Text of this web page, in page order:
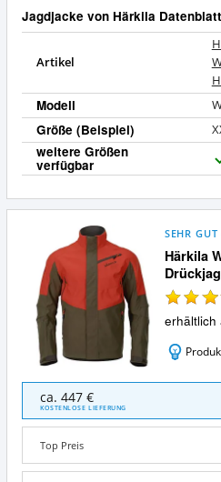
Jagdjacke von Härkila Datenblatt
Artikel
Modell
Größe (Beispiel)
weitere Größen
verfügbar
Härkila
SEHR GUT
erhältlich
Härkila
Wildboar
Pro
wasserdichte
Drückjagdjacke
Angebote:
ca. 447 €
KOSTENLOSE LIEFERUNG
Top Preis